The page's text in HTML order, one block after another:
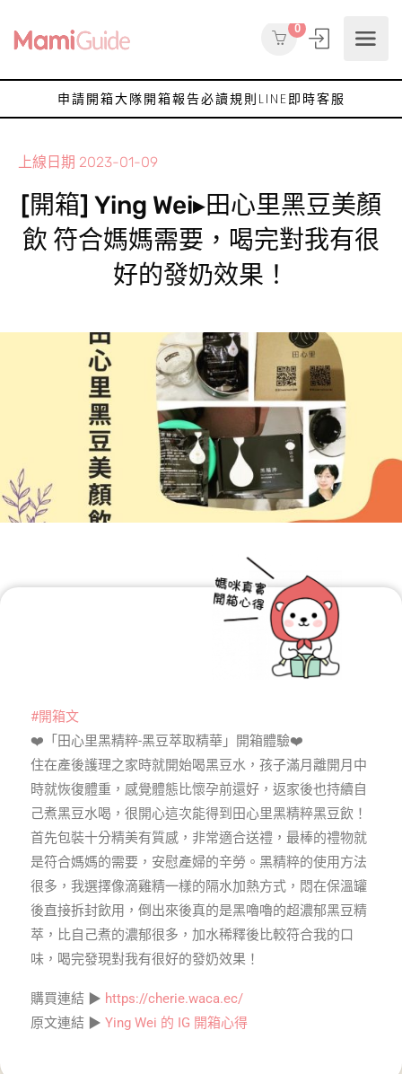
0
申請開箱大隊開箱報告必讀規則 LINE即時客服
上線日期 2023-01-09
[開箱] Ying Wei▸田心里黑豆美顏
飲 符合媽媽需要，喝完對我有很
好的發奶效果！
#開箱文
❤️「田心里黑精粹-黑豆萃取精華」開箱體驗❤️
住在產後護理之家時就開始喝黑豆水，孩子滿月離開月中
時就恢復體重，感覺體態比懷孕前還好，返家後也持續自
己煮黑豆水喝，很開心這次能得到田心里黑精粹黑豆飲！
首先包裝十分精美有質感，非常適合送禮，最棒的禮物就
是符合媽媽的需要，安慰產婦的辛勞。黑精粹的使用方法
很多，我選擇像滴雞精一樣的隔水加熱方式，悶在保溫罐
後直接拆封飲用，倒出來後真的是黑嚕嚕的超濃郁黑豆精
萃，比自己煮的濃郁很多，加水稀釋後比較符合我的口
味，喝完發現對我有很好的發奶效果！
購買連結 ▶ https://cherie.waca.ec/
原文連結 ▶ Ying Wei 的 IG 開箱心得